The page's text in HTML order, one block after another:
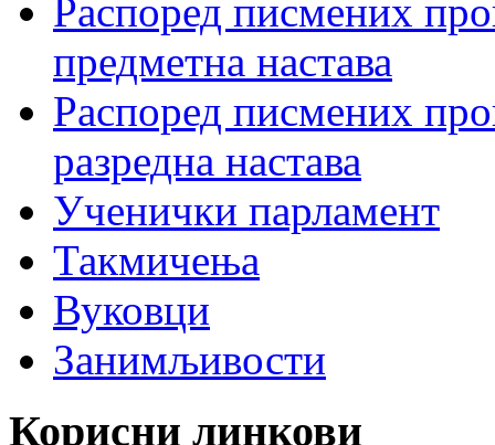
Распоред писмених
предметна настава
Распоред писмених
разредна настава
Ученички парламент
Такмичења
Вуковци
Занимљивости
Корисни линкови